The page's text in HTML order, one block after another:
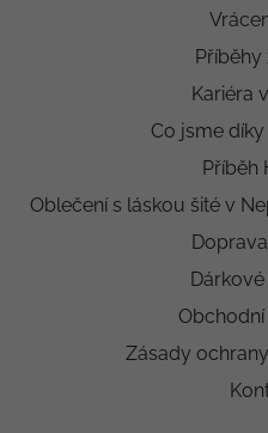
Příběhy
Kariéra
Co jsme
Příběh
Oblečení s láskou šité v
Zásady